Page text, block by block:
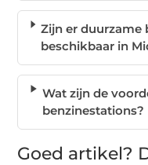
Zijn er duurzame
beschikbaar in
Wat zijn de
benzinestations?
Goed artikel?